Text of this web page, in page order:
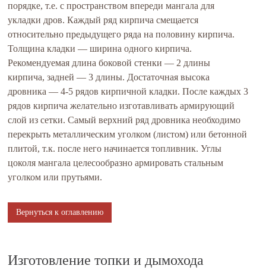
порядке, т.е. с пространством впереди мангала для
укладки дров. Каждый ряд кирпича смещается
относительно предыдущего ряда на половину кирпича.
Толщина кладки — ширина одного кирпича.
Рекомендуемая длина боковой стенки — 2 длины
кирпича, задней — 3 длины. Достаточная высока
дровника — 4-5 рядов кирпичной кладки. После каждых 3
рядов кирпича желательно изготавливать армирующий
слой из сетки. Самый верхний ряд дровника необходимо
перекрыть металлическим уголком (листом) или бетонной
плитой, т.к. после него начинается топливник. Углы
цоколя мангала целесообразно армировать стальным
уголком или прутьями.
Вернуться к оглавлению
Изготовление топки и дымохода